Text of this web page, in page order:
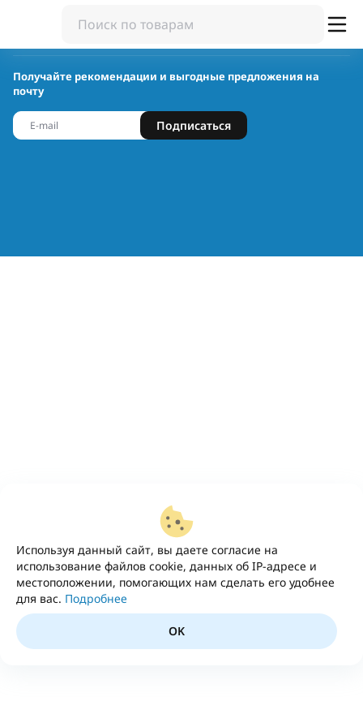
Используя данный сайт, вы даете согласие на
использование файлов cookie, данных об IP-адресе и
местоположении, помогающих нам сделать его удобнее
для вас. Подробнее
OK
Получайте рекомендации и выгодные предложения на
почту
Подписаться